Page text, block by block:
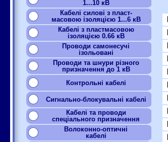
1...10 кВ
Кабелі силові з пласт-
масовою ізоляцією 1...6 кВ
Кабелі з пластмасовою
ізоляцією 0.66 кВ
Проводи самонесучі
ізольовані
Проводи та шнури різного
призначення до 1 кВ
Контрольні кабелі
Сигнально-блокувальні кабелі
Кабелі та проводи
спеціального призначення
Волоконно-оптичні
кабелі